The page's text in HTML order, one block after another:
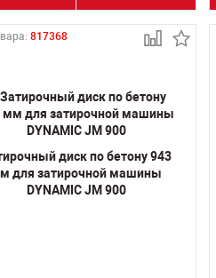
817368
диск по бетону 943
для затирочной машины
DYNAMIC JM 900